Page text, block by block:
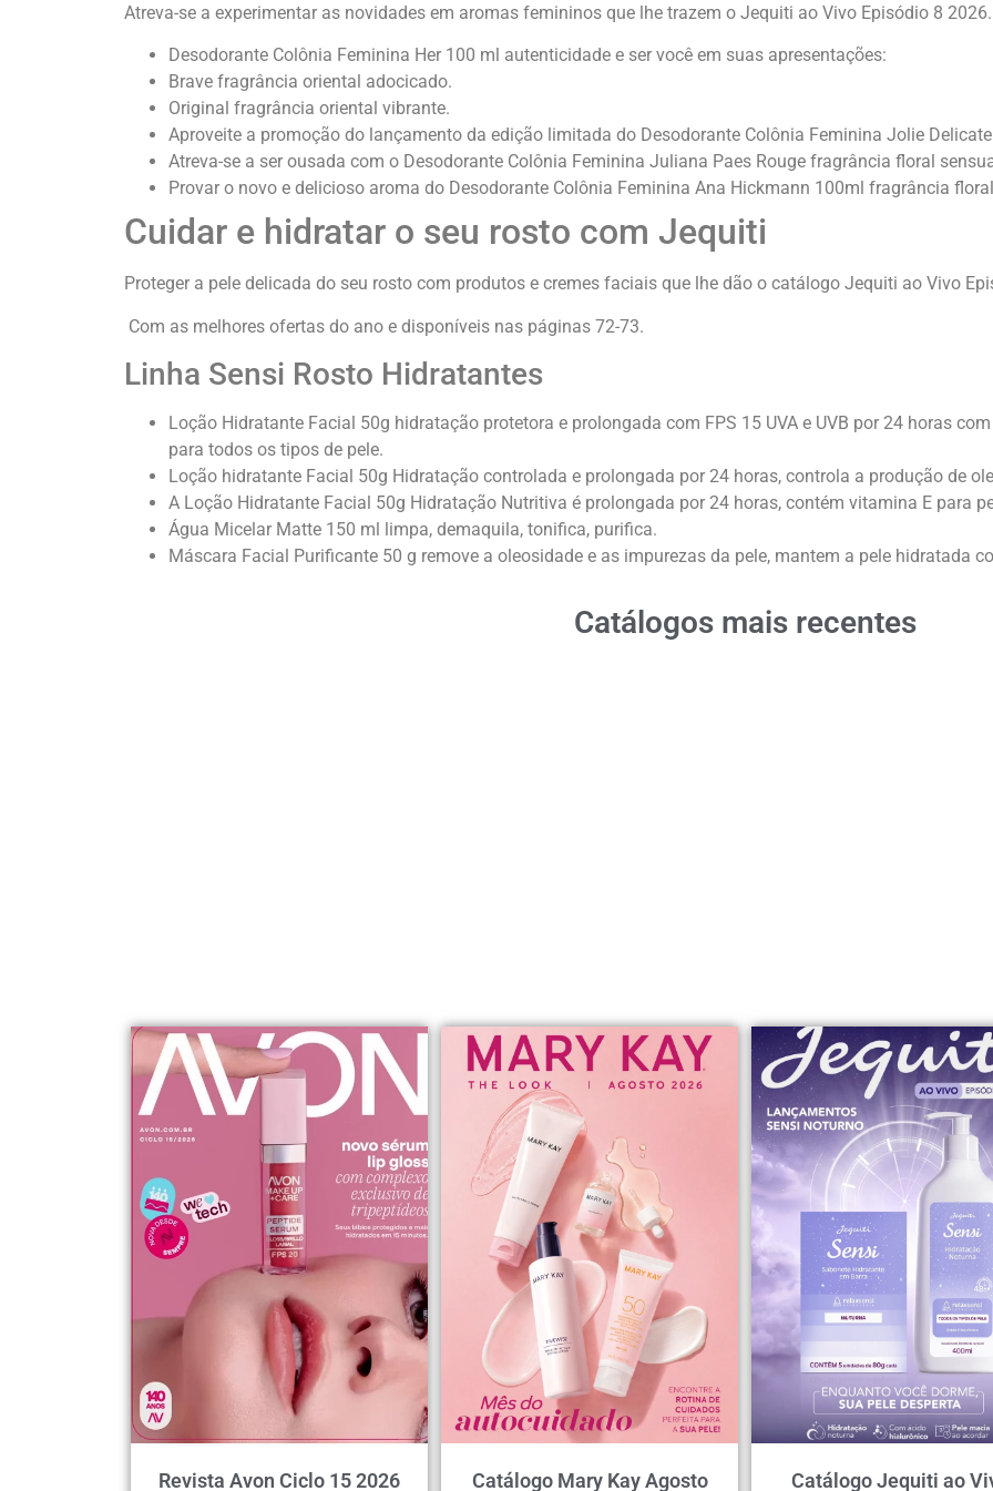
Atreva-se a experimentar as novidades em aromas femininos que lhe trazem o Jequiti ao Vivo Episódio 8 2026.
Desodorante Colônia Feminina Her 100 ml autenticidade e ser você em suas apresentações:
Brave fragrância oriental adocicado.
Original fragrância oriental vibrante.
Aproveite a promoção do lançamento da edição limitada do Desodorante Colônia Feminina Jolie
Atreva-se a ser ousada com o Desodorante Colônia Feminina Juliana Paes Rouge fragrância floral
Provar o novo e delicioso aroma do Desodorante Colônia Feminina Ana Hickmann 100ml fragrância floral
Cuidar e hidratar o seu rosto com Jequiti
Proteger a pele delicada do seu rosto com produtos e cremes faciais que lhe dão o catálogo Jequiti ao Vivo
Com as melhores ofertas do ano e disponíveis nas páginas 72-73.
Linha Sensi Rosto Hidratantes
Loção Hidratante Facial 50g hidratação protetora e prolongada com FPS 15 UVA e UVB por 24 horas
para todos os tipos de pele.
Loção hidratante Facial 50g Hidratação controlada e prolongada por 24 horas, controla a produção de
A Loção Hidratante Facial 50g Hidratação Nutritiva é prolongada por 24 horas, contém vitamina E para
Água Micelar Matte 150 ml limpa, demaquila, tonifica, purifica.
Máscara Facial Purificante 50 g remove a oleosidade e as impurezas da pele, mantem a pele hidratada
Catálogos mais recentes
Revista Avon Ciclo 15 2026 Catálogo Mary Kay Agosto Catálogo Jequiti ao